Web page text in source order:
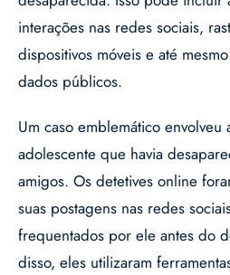
interações nas redes sociais,
dispositivos móveis e até
dados públicos.
Um caso emblemático envolveu
adolescente que havia
amigos. Os detetives online
suas postagens nas redes
frequentados por ele antes do
disso, eles utilizaram